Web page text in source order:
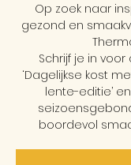
Op zoek naar
gezond en
Schrijf je in
‘Dagelijkse kost
lente-editie’
boordevol